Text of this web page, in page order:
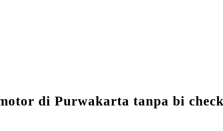
di Purwakarta tanpa bi